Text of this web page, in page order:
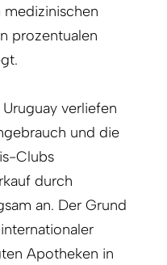
prozentualen
verliefen
und die
Clubs
durch
an. Der Grund
Apotheken in